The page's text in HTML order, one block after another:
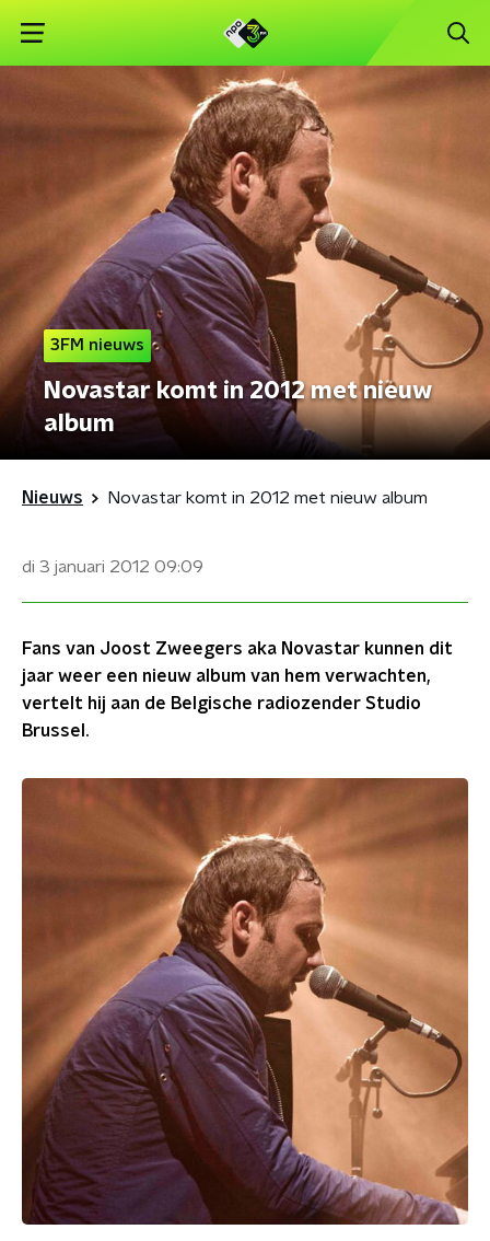
3FM nieuws
Novastar komt in 2012 met nieuw
album
Nieuws Novastar komt in 2012 met nieuw album
di 3 januari 2012 09:09
Fans van Joost Zweegers aka Novastar kunnen dit
jaar weer een nieuw album van hem verwachten,
vertelt hij aan de Belgische radiozender Studio
Brussel.